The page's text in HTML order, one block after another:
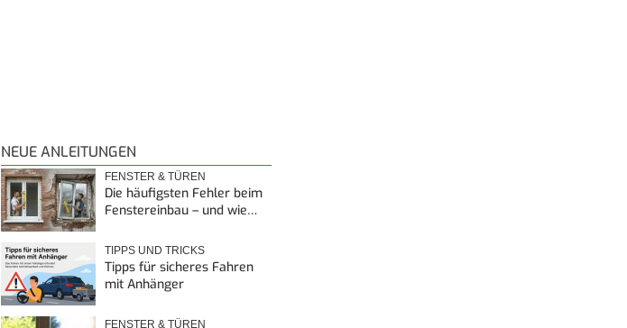
NEUE ANLEITUNGEN
FENSTER & TÜREN
Die häufigsten Fehler beim
Fenstereinbau – und wie…
TIPPS UND TRICKS
Tipps für sicheres Fahren
mit Anhänger
FENSTER & TÜREN